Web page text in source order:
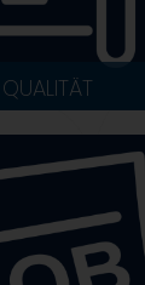
QUALITÄT